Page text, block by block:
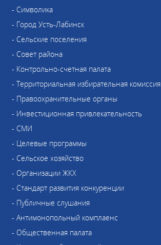
- Символика
- Город Усть-Лабинск
- Сельские поселения
- Совет района
- Контрольно-счетная палата
- Территориальная избирательная комиссия
- Правоохранительные органы
- Инвестиционная привлекательность
- СМИ
- Целевые программы
- Сельское хозяйство
- Организации ЖКХ
- Стандарт развития конкуренции
- Публичные слушания
- Антимонопольный комплаенс
- Общественная палата